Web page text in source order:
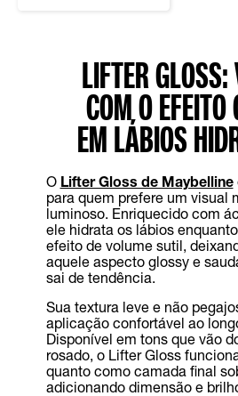
LIFTER
COM O EFEITO
EM LÁBIOS
O Lifter Gloss de Maybelline
para quem prefere um visual
luminoso. Enriquecido com
ele hidrata os lábios
efeito de volume sutil,
aquele aspecto glossy e
sai de tendência.
Sua textura leve e não
aplicação confortável ao
Disponível em tons que vão
rosado, o Lifter Gloss
quanto como camada final
adicionando dimensão e